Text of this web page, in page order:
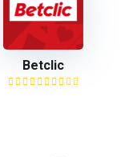
Betclic